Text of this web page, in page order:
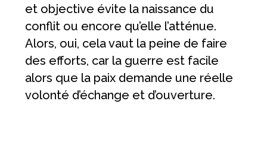
et objective évite la naissance du
conflit ou encore qu’elle l’atténue.
Alors, oui, cela vaut la peine de faire
des efforts, car la guerre est facile
alors que la paix demande une réelle
volonté d’échange et d’ouverture.